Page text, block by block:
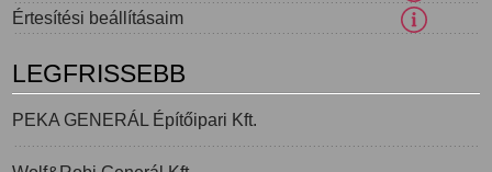
Értesítési beállításaim
LEGFRISSEBB
PEKA GENERÁL Építőipari Kft.